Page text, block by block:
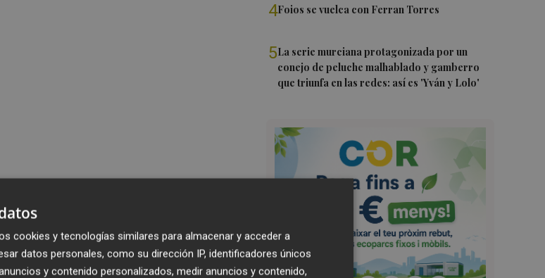
4Foios se vuelca con Ferran Torres
5La serie murciana protagonizada por un
conejo de peluche malhablado y gamberro
que triunfa en las redes: así es 'Yván y Lolo'
cookies y tecnologías similares para almacenar y acceder a
datos personales, como su dirección IP, identificadores únicos
y contenido personalizados, medir anuncios y contenido,